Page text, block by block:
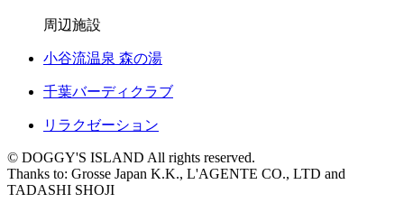
周辺施設
小谷流温泉 森の湯
千葉バーディクラブ
リラクゼーション
© DOGGY'S ISLAND All rights reserved.
Thanks to: Grosse Japan K.K., L'AGENTE CO., LTD and
TADASHI SHOJI